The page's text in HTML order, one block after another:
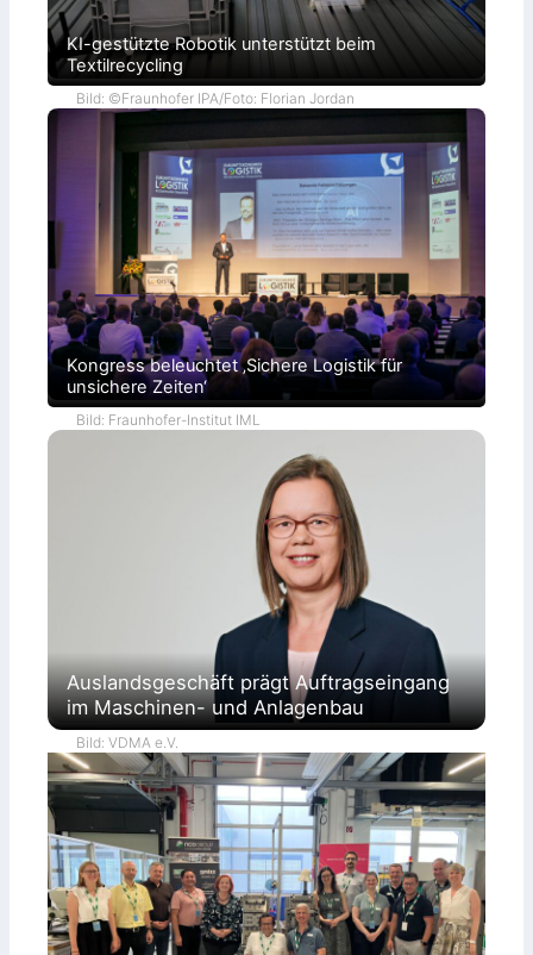
KI-gestützte Robotik unterstützt beim
Textilrecycling
Bild: ©Fraunhofer IPA/Foto: Florian Jordan
Kongress beleuchtet ‚Sichere Logistik für
unsichere Zeiten‘
Bild: Fraunhofer-Institut IML
Auslandsgeschäft prägt Auftragseingang
im Maschinen- und Anlagenbau
Bild: VDMA e.V.